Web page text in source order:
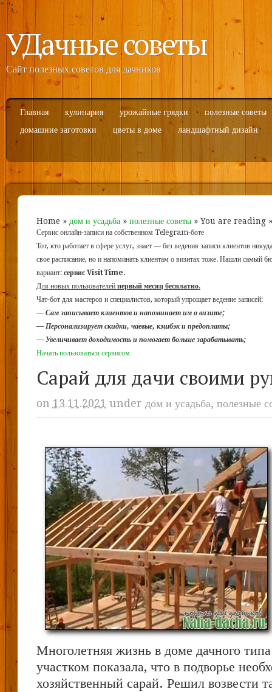
" ";
УДачные советы
Сайт полезных советов для дачников
Главная кулинария урожайные грядки
полезные советы
домашние заготовки
цветы в доме ландшафтный дизайн
Home » дом и усадьба» полезные советы» You are reading »
Сервис онлайн-записи на собственном Telegram-боте
Тот, кто работает в сфере услуг, знает — без ведения записи клиентов
свое расписание, но и напоминать клиентам о визитах тоже. Нашли самый
вариант: сервис VisitTime.
Для новых пользователей первый месяц бесплатно.
Чат-бот для мастеров и специалистов, который упрощает ведение записей:
— Сам записывает клиентов и напоминает им о визите;
— Персонализирует скидки, чаевые, кэшбэк и предоплаты;
— Увеличивает доходимость и помогает больше зарабатывать;
Начать пользоваться сервисом
Сарай для дачи своими
on 13.11.2021 under дом и усадьба, полезные
Многолетняя жизнь в доме дачного
участком показала, что в подворье
хозяйственный сарай. Решил возвести